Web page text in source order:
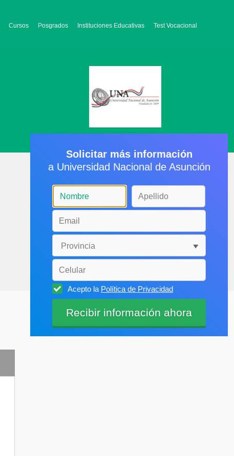
Cursos Posgrados Instituciones Educativas Test Vocacional
Solicitar más información
a Universidad Nacional de Asunción
Acepto la Política de Privacidad